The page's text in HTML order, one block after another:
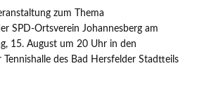
zum Thema
SPD-Ortsverein Johannesberg am
15. August um 20 Uhr in den
des Bad Hersfelder Stadtteils